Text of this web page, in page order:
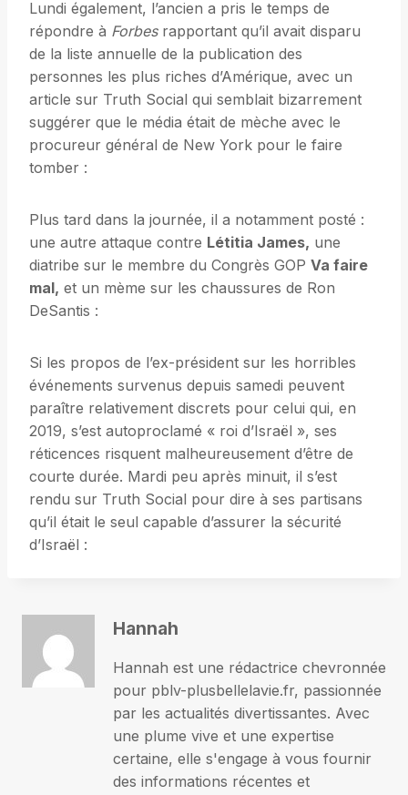
Lundi également, l’ancien a pris le temps de
répondre à Forbesrapportant qu’il avait disparu
de la liste annuelle de la publication des
personnes les plus riches d’Amérique, avec un
article sur Truth Social qui semblait bizarrement
suggérer que le média était de mèche avec le
procureur général de New York pour le faire
tomber :
Plus tard dans la journée, il a notamment posté :
une autre attaque contre Létitia James, une
diatribe sur le membre du Congrès GOP Va faire
mal, et un mème sur les chaussures de Ron
DeSantis :
Si les propos de l’ex-président sur les horribles
événements survenus depuis samedi peuvent
paraître relativement discrets pour celui qui, en
2019, s’est autoproclamé « roi d’Israël », ses
réticences risquent malheureusement d’être de
courte durée. Mardi peu après minuit, il s’est
rendu sur Truth Social pour dire à ses partisans
qu’il était le seul capable d’assurer la sécurité
d’Israël :
Hannah
Hannah est une rédactrice chevronnée
pour pblv-plusbellelavie.fr, passionnée
par les actualités divertissantes. Avec
une plume vive et une expertise
certaine, elle s'engage à vous fournir
des informations récentes et